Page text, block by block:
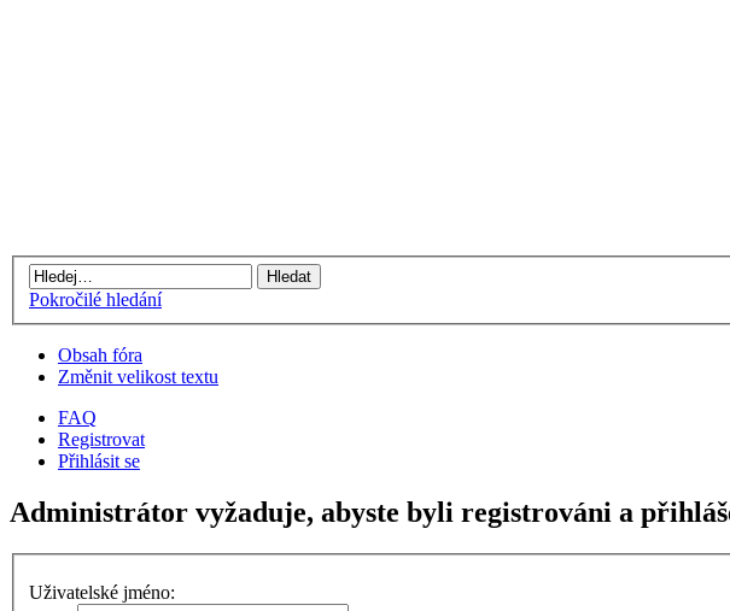
Pokročilé hledání
Obsah fóra
Změnit velikost textu
FAQ
Registrovat
Přihlásit se
Administrátor vyžaduje, abyste byli registrováni a
Uživatelské jméno: